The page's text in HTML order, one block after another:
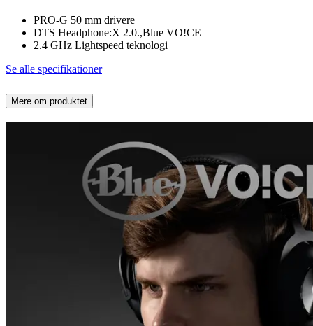
PRO-G 50 mm drivere
DTS Headphone:X 2.0.,Blue VO!CE
2.4 GHz Lightspeed teknologi
Se alle specifikationer
Mere om produktet